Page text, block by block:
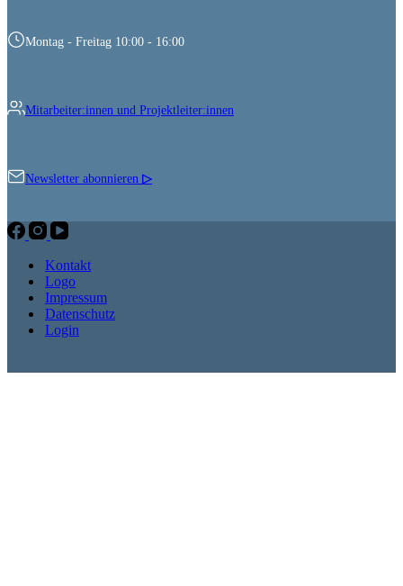
Montag - Freitag 10:00 - 16:00
Mitarbeiter:innen und Projektleiter:innen
Newsletter abonnieren ▷
Kontakt
Logo
Impressum
Datenschutz
Login